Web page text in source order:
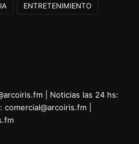
ENTRETENIMIENTO
| Noticias las 24 hs:
|